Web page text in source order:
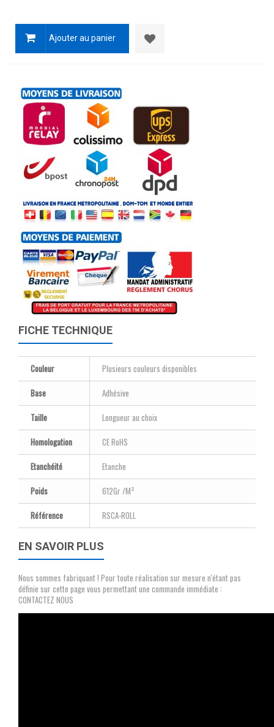
Ajouter au panier
FICHE TECHNIQUE
Couleur
Plusieurs couleurs disponibles
Base
Adhésive
Taille
Longueur au choix
Homologation
CE RoHS
Etanchéité
Etanche
Poids
612Gr /M²
Référence
RSCA-ROLL
EN SAVOIR PLUS
Nous sommes fabriquant ! Pour toute réalisation sur mesure n'étant pas
définie sur cette page vous permettant une commande immédiate :
CONTACTEZ NOUS